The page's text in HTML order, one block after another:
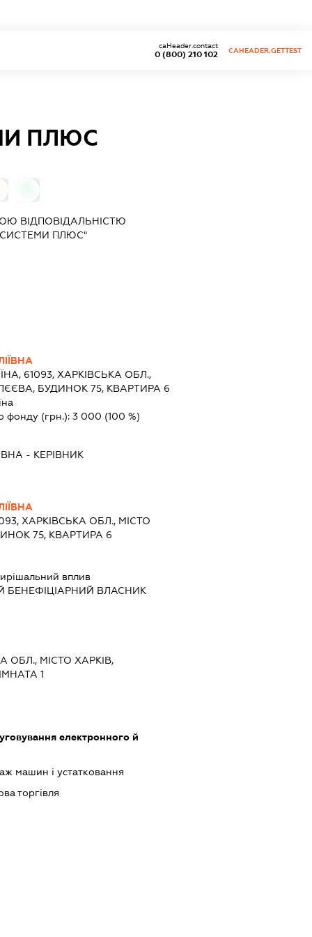
0 (800) 210 102
caHeader.contact
CAHEADER.GETTEST
ПЛЮС
ВІДПОВІДАЛЬНІСТЮ
СИСТЕМИ ПЛЮС"
61093, ХАРКІВСЬКА ОБЛ.,
БУДИНОК 75, КВАРТИРА 6
фонду (грн.): 3 000 (100 %)
- КЕРІВНИК
ХАРКІВСЬКА ОБЛ., МІСТО
75, КВАРТИРА 6
вплив
БЕНЕФІЦІАРНИЙ ВЛАСНИК
ОБЛ., МІСТО ХАРКІВ,
1
електронного й
машин і устатковання
торгівля